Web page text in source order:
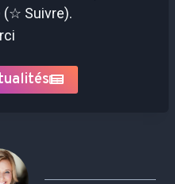
(☆ Suivre).